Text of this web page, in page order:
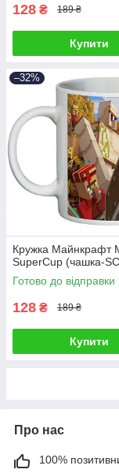
128 ₴ 189 ₴
Купити
–32%
Кружка Майнкрафт
SuperCup (чашка-
Готово до відправки
128 ₴ 189 ₴
Купити
Про нас
100%